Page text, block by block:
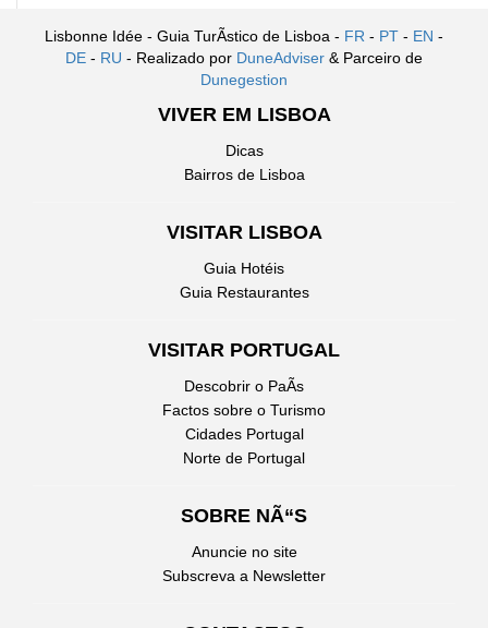
Lisbonne Idée - Guia TurÃ­stico de Lisboa - FR - PT - EN -
DE - RU - Realizado por DuneAdviser & Parceiro de
Dunegestion
VIVER EM LISBOA
Dicas
Bairros de Lisboa
VISITAR LISBOA
Guia Hotéis
Guia Restaurantes
VISITAR PORTUGAL
Descobrir o PaÃ­s
Factos sobre o Turismo
Cidades Portugal
Norte de Portugal
SOBRE NÃ“S
Anuncie no site
Subscreva a Newsletter